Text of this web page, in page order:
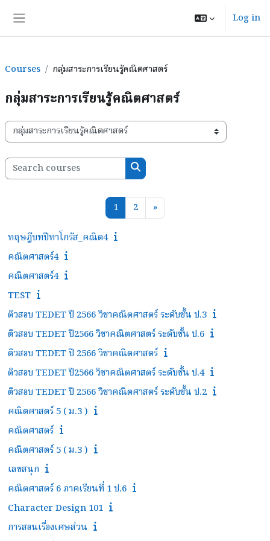
Log in
Courses กลุ่มสาระการเรียนรู้คณิตศาสตร์
กลุ่มสาระการเรียนรู้คณิตศาสตร์
Course categories
Search courses
Search courses
1Page 1
2Page 2
»Next page
ทฤษฎีบทปีทาโกรัส_คณิต4
คณิตศาสตร์4
คณิตศาสตร์4
TEST
ติวสอบ TEDET ปี 2566 วิชาคณิตศาสตร์ ระดับชั้น ป.3
ติวสอบ TEDET ปี2566 วิชาคณิตศาสตร์ ระดับชั้น ป.6
ติวสอบ TEDET ปี 2566 วิชาคณิตศาสตร์
ติวสอบ TEDET ปี2566 วิชาคณิตศาสตร์ ระดับชั้น ป.4
ติวสอบ TEDET ปี 2566 วิชาคณิตศาสตร์ ระดับชั้น ป.2
คณิตศาสตร์ 5 ( ม.3 )
คณิตศาสตร์
คณิตศาสตร์ 5 ( ม.3 )
เลขสนุก
คณิตศาสตร์ 6 ภาคเรียนที่ 1 ป.6
Character Design 101
การสอนเรื่องเศษส่วน